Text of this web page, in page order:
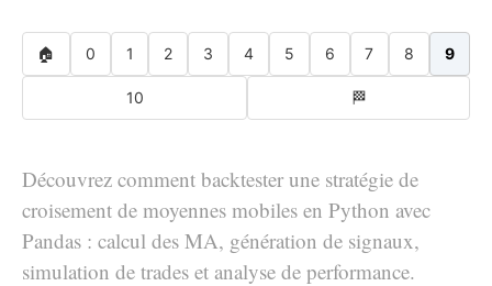
🏠 0 1 2 3 4 5 6 7 8 9
10 🏁
Découvrez comment backtester une stratégie de
croisement de moyennes mobiles en Python avec
Pandas : calcul des MA, génération de signaux,
simulation de trades et analyse de performance.